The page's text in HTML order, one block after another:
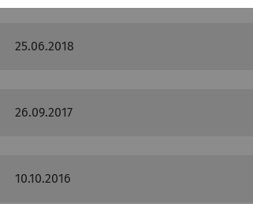
25.06.2018
26.09.2017
10.10.2016